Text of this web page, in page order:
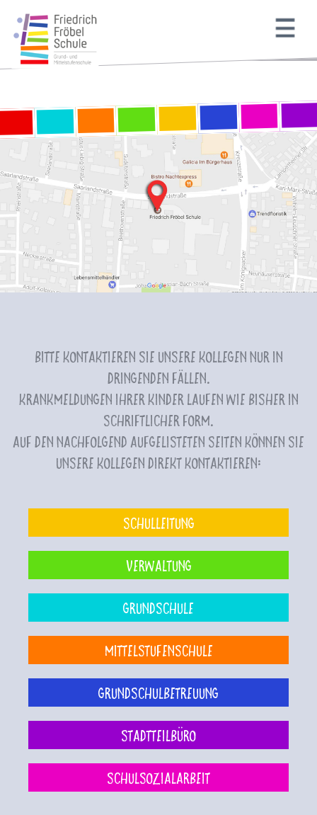
Bitte kontaktieren Sie unsere Kollegen nur in
dringenden Fällen.
Krankmeldungen Ihrer Kinder laufen wie bisher in
schriftlicher Form.
Auf den nachfolgend aufgelisteten Seiten können Sie
unsere Kollegen direkt kontaktieren:
Schulleitung
Verwaltung
Grundschule
Mittelstufenschule
Grundschulbetreuung
Stadtteilbüro
Schulsozialarbeit